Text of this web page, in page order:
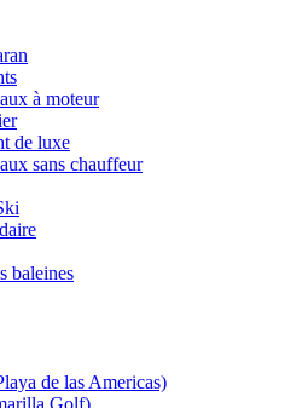
à moteur
de luxe
sans chauffeur
baleines
de las Americas)
Golf)